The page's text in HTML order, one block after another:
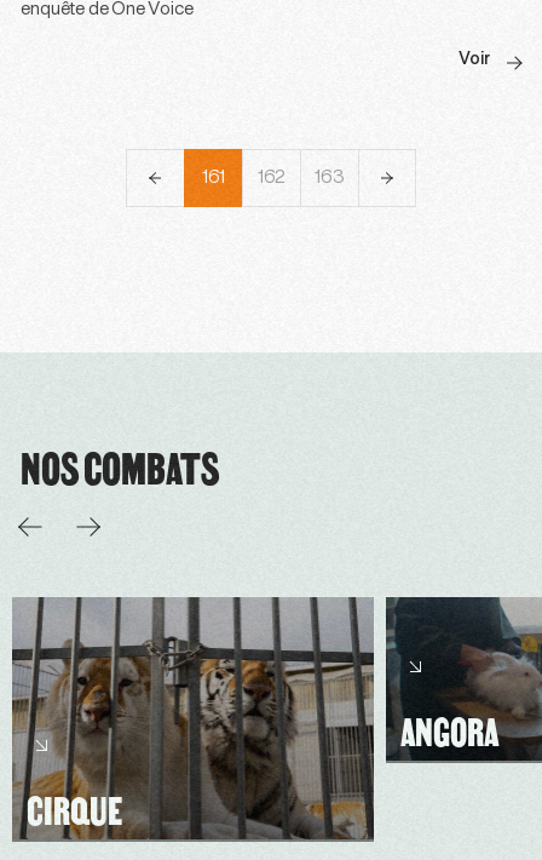
enquête de One Voice
Voir
160 161 162 163 164
NOS COMBATS
CIRQUE
ANGORA